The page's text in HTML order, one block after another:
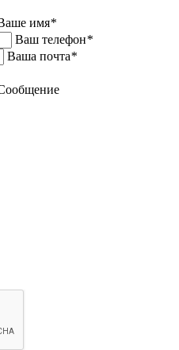
имя*
Ваш телефон*
Ваша почта*